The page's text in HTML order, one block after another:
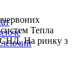
Тепла
СНД.На ринку з